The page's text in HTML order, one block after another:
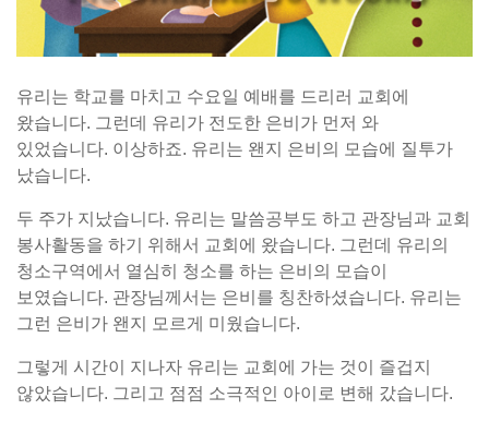
유리는 학교를 마치고 수요일 예배를 드리러 교회에
왔습니다. 그런데 유리가 전도한 은비가 먼저 와
있었습니다. 이상하죠. 유리는 왠지 은비의 모습에 질투가
났습니다.
두 주가 지났습니다. 유리는 말씀공부도 하고 관장님과 교회
봉사활동을 하기 위해서 교회에 왔습니다. 그런데 유리의
청소구역에서 열심히 청소를 하는 은비의 모습이
보였습니다. 관장님께서는 은비를 칭찬하셨습니다. 유리는
그런 은비가 왠지 모르게 미웠습니다.
그렇게 시간이 지나자 유리는 교회에 가는 것이 즐겁지
않았습니다. 그리고 점점 소극적인 아이로 변해 갔습니다.